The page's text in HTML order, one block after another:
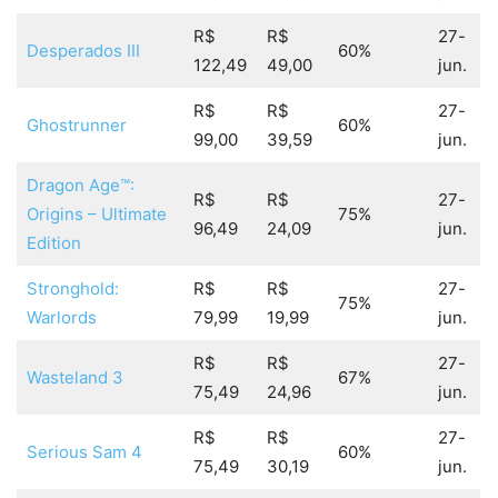
Desperados III
R$
122,49
R$
49,00
60%
27-
jun.
Ghostrunner
R$
99,00
R$
39,59
60%
27-
jun.
Dragon Age™:
Origins – Ultimate
Edition
R$
96,49
R$
24,09
75%
27-
jun.
Stronghold:
Warlords
R$
79,99
R$
19,99
75%
27-
jun.
Wasteland 3
R$
75,49
R$
24,96
67%
27-
jun.
Serious Sam 4
R$
75,49
R$
30,19
60%
27-
jun.